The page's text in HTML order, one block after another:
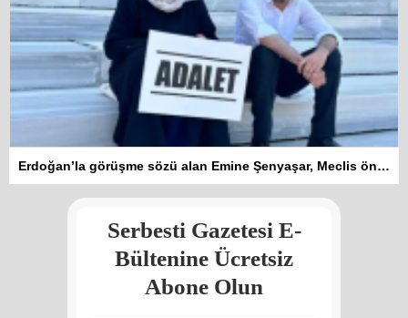
Erdoğan’la görüşme sözü alan Emine Şenyaşar, Meclis önündeki eylemine ara verdi
Serbesti Gazetesi E-
Bültenine Ücretsiz
Abone Olun
Kadına şiddet “Devlet” eliyle
meşrulaştırılıyor
Atilla Yüceak
Colani’nin arkasındaki güç
Faruk eş-Şara mı?